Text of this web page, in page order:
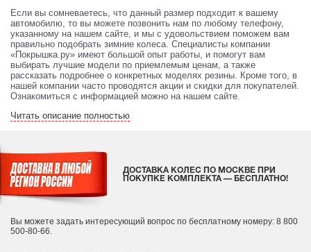
Если вы сомневаетесь, что данный размер подходит к вашему
автомобилю, то вы можете позвонить нам по любому телефону,
указанному на нашем сайте, и мы с удовольствием поможем вам
правильно подобрать зимние колеса. Специалисты компании
«Покрышка.ру» имеют большой опыт работы, и помогут вам
выбирать лучшие модели по приемлемым ценам, а также
рассказать подробнее о конкретных моделях резины. Кроме того, в
нашей компании часто проводятся акции и скидки для покупателей.
Ознакомиться с информацией можно на нашем сайте.
Читать описание полностью
ДОСТАВКА КОЛЕС ПО МОСКВЕ ПРИ
ПОКУПКЕ КОМПЛЕКТА — БЕСПЛАТНО!
Вы можете задать интересующий вопрос по бесплатному номеру: 8 800
500-80-66.